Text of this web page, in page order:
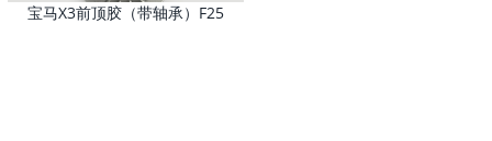
宝马X3前顶胶（带轴承）F25